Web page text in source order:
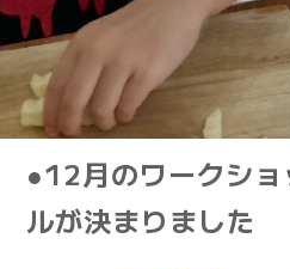
●12月のワークシ
ルが決まりました